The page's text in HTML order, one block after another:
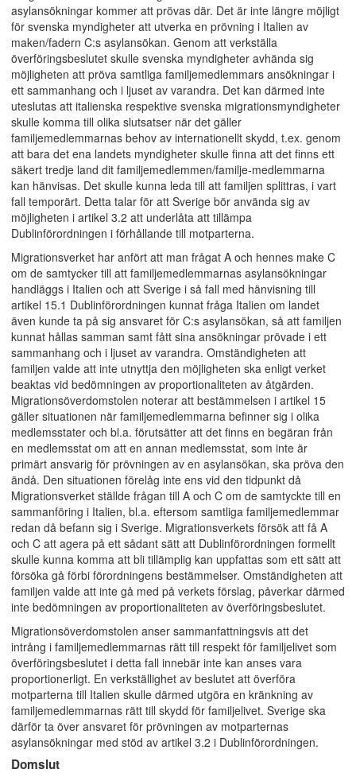
asylansökningar kommer att prövas där. Det är inte längre möjligt
för svenska myndigheter att utverka en prövning i Italien av
maken/fadern C:s asylansökan. Genom att verkställa
överföringsbeslutet skulle svenska myndigheter avhända sig
möjligheten att pröva samtliga familjemedlemmars ansökningar i
ett sammanhang och i ljuset av varandra. Det kan därmed inte
uteslutas att italienska respektive svenska migrationsmyndigheter
skulle komma till olika slutsatser när det gäller
familjemedlemmarnas behov av internationellt skydd, t.ex. genom
att bara det ena landets myndigheter skulle finna att det finns ett
säkert tredje land dit familjemedlemmen/familje-medlemmarna
kan hänvisas. Det skulle kunna leda till att familjen splittras, i vart
fall temporärt. Detta talar för att Sverige bör använda sig av
möjligheten i artikel 3.2 att underlåta att tillämpa
Dublinförordningen i förhållande till motparterna.
Migrationsverket har anfört att man frågat A och hennes make C
om de samtycker till att familjemedlemmarnas asylansökningar
handläggs i Italien och att Sverige i så fall med hänvisning till
artikel 15.1 Dublinförordningen kunnat fråga Italien om landet
även kunde ta på sig ansvaret för C:s asylansökan, så att familjen
kunnat hållas samman samt fått sina ansökningar prövade i ett
sammanhang och i ljuset av varandra. Omständigheten att
familjen valde att inte utnyttja den möjligheten ska enligt verket
beaktas vid bedömningen av proportionaliteten av åtgärden.
Migrationsöverdomstolen noterar att bestämmelsen i artikel 15
gäller situationen när familjemedlemmarna befinner sig i olika
medlemsstater och bl.a. förutsätter att det finns en begäran från
en medlemsstat om att en annan medlemsstat, som inte är
primärt ansvarig för prövningen av en asylansökan, ska pröva den
ändå. Den situationen förelåg inte ens vid den tidpunkt då
Migrationsverket ställde frågan till A och C om de samtyckte till en
sammanföring i Italien, bl.a. eftersom samtliga familjemedlemmar
redan då befann sig i Sverige. Migrationsverkets försök att få A
och C att agera på ett sådant sätt att Dublinförordningen formellt
skulle kunna komma att bli tillämplig kan uppfattas som ett sätt att
försöka gå förbi förordningens bestämmelser. Omständigheten att
familjen valde att inte gå med på verkets förslag, påverkar därmed
inte bedömningen av proportionaliteten av överföringsbeslutet.
Migrationsöverdomstolen anser sammanfattningsvis att det
intrång i familjemedlemmarnas rätt till respekt för familjelivet som
överföringsbeslutet i detta fall innebär inte kan anses vara
proportionerligt. En verkställighet av beslutet att överföra
motparterna till Italien skulle därmed utgöra en kränkning av
familjemedlemmarnas rätt till skydd för familjelivet. Sverige ska
därför ta över ansvaret för prövningen av motparternas
asylansökningar med stöd av artikel 3.2 i Dublinförordningen.
Domslut